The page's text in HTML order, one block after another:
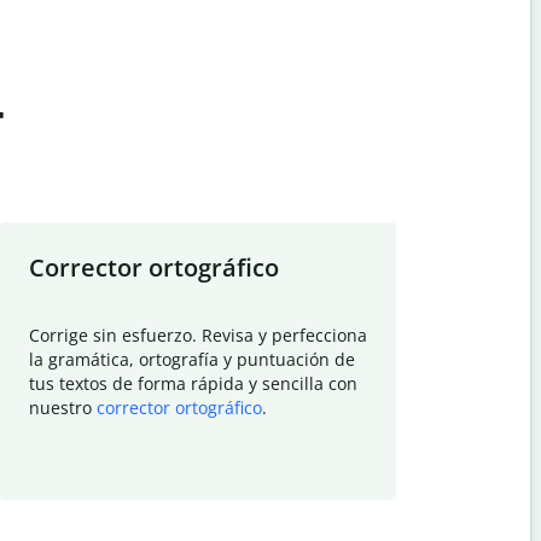
Corrector ortográfico
Corrige sin esfuerzo. Revisa y perfecciona
la gramática, ortografía y puntuación de
tus textos de forma rápida y sencilla con
nuestro corrector ortográfico.